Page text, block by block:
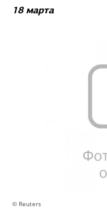
18 марта
© Reuters